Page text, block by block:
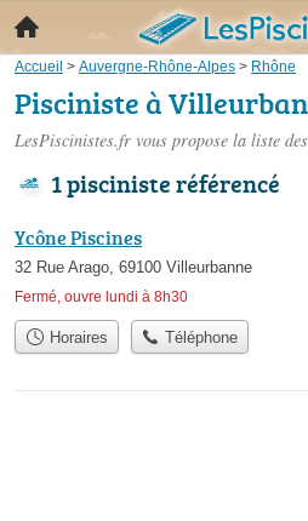
Accueil > Auvergne-Rhône-Alpes > Rhône
Pisciniste à
LesPiscinistes.fr vous propose la liste des
1 pisciniste référencé
Ycône Piscines
32 Rue Arago, 69100 Villeurbanne
Fermé, ouvre lundi à 8h30
Horaires Téléphone